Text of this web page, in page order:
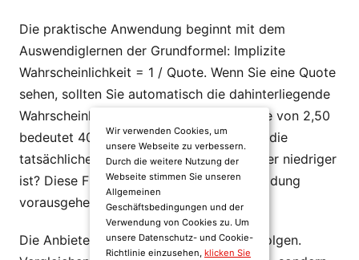
Die praktische Anwendung beginnt mit dem
Auswendiglernen der Grundformel: Implizite
Wahrscheinlichkeit = 1 / Quote. Wenn Sie eine Quote
sehen, sollten Sie automatisch die dahinterliegende
Wahrscheinlichkeit mitdenken. Eine Quote von 2,50
bedeutet 40 Prozent – glauben Sie, dass die
tatsächliche Wahrscheinlichkeit höher oder niedriger
ist? Diese Frage sollte jeder Wettentscheidung
vorausgehen.
Die Anbieterwahl sollte systematisch erfolgen.
Wir verwenden Cookies, um
unsere Webseite zu verbessern.
Durch die weitere Nutzung der
Webseite stimmen Sie unseren
Allgemeinen
Geschäftsbedingungen und der
Verwendung von Cookies zu. Um
unsere Datenschutz- und Cookie-
Richtlinie einzusehen, klicken Sie